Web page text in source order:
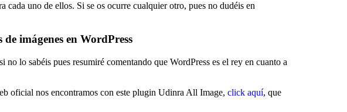
cada uno de ellos. Si se os ocurre cualquier otro, pues no dudéis en
imágenes en WordPress
lo sabéis pues resumiré comentando que WordPress es el rey en cuanto a
oficial nos encontramos con este plugin Udinra All Image, click aquí, que